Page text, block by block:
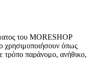
του MORESHOP
χρησιμοποιήσουν όπως
τρόπο παράνομο, ανήθικο,